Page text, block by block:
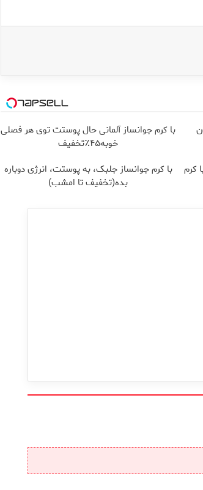
با کرم جوانساز آلمانی حال پوستت توی هر فصلی
خوبه۴۵٪تخفیف
کرم
با کرم جوانساز جلبک، به پوستت، انرژی دوباره
بده(تخفیف تا امشب)